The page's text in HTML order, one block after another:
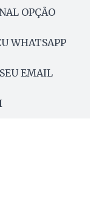
OPÇÃO
WHATSAPP
EMAIL